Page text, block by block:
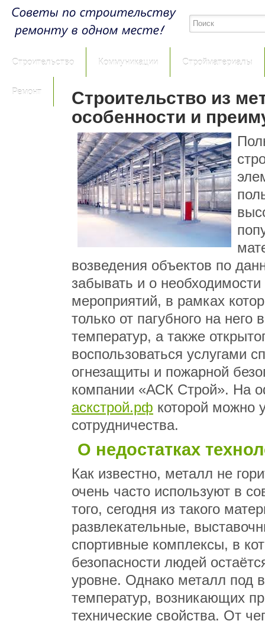
Строительство Коммуникации Стройматериалы
Ремонт
Строительство из
особенности и
возведения объектов по
забывать и о
мероприятий, в рамках
только от пагубного на него
температур, а также
воспользоваться услугами
огнезащиты и пожарной
компании «АСК Строй». На
аскстрой.рф которой можно
сотрудничества.
О недостатках
Как известно, металл не
очень часто используют в
того, сегодня из такого
развлекательные,
спортивные комплексы, в
безопасности людей
уровне. Однако металл под
температур, возникающих
технические свойства. От